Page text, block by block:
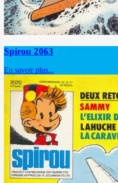
Spirou 2063
En savoir plus...